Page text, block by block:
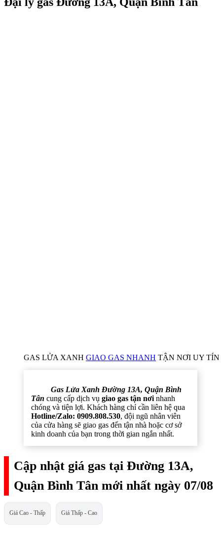
GAS LỬA XANH GIAO GAS NHANH TẬN NƠI UY
Gas Lửa Xanh Đường 13A, Quận Bình
Tân cung cấp dịch vụ giao gas tận nơi nhanh
chóng và tiện lợi. Khách hàng chỉ cần liên hệ qua
Hotline/Zalo: 0909.808.530, đội ngũ nhân viên
của cửa hàng sẽ giao gas đến tận nhà hoặc cơ sở
kinh doanh của bạn trong thời gian ngắn nhất.
Cập nhật giá gas tại Đường 13A,
Quận Bình Tân mới nhất ngày 07/08
Giá Cao - Thấp Giá Thấp - Cao